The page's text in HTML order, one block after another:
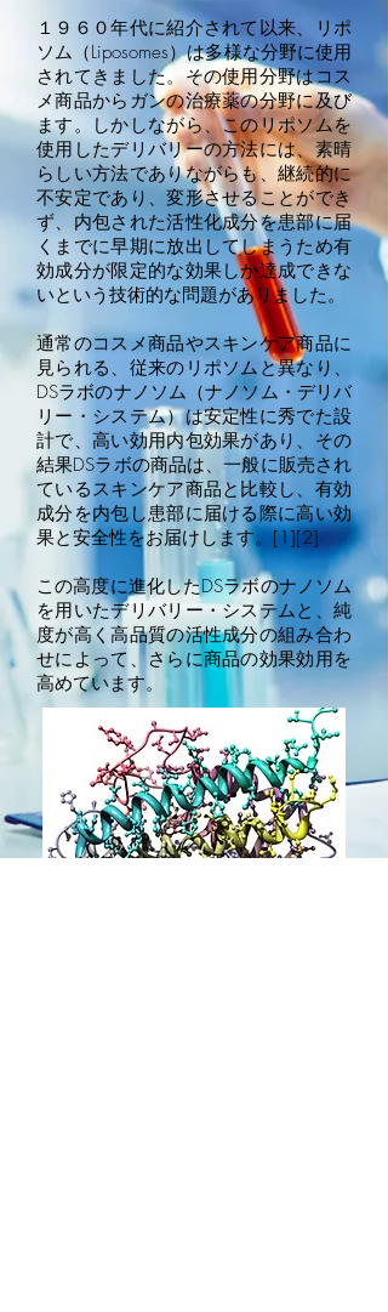
１９６０年代に紹介されて以来、リポ
ソム（Liposomes）は多様な分野に使用
されてきました。その使用分野はコス
メ商品からガンの治療薬の分野に及び
ます。しかしながら、このリポソムを
使用したデリバリーの方法には、素晴
らしい方法でありながらも、継続的に
不安定であり、変形させることができ
ず、内包された活性化成分を患部に届
くまでに早期に放出してしまうため有
効成分が限定的な効果しか達成できな
いという技術的な問題がありました。
通常のコスメ商品やスキンケア商品に
見られる、従来のリポソムと異なり、
DSラボのナノソム（ナノソム・デリバ
リー・システム）は安定性に秀でた設
計で、高い効用内包効果があり、その
結果DSラボの商品は、一般に販売され
ているスキンケア商品と比較し、有効
成分を内包し患部に届ける際に高い効
果と安全性をお届けします。[1][2]
この高度に進化したDSラボのナノソム
を用いたデリバリー・システムと、純
度が高く高品質の活性成分の組み合わ
せによって、さらに商品の効果効用を
高めています。